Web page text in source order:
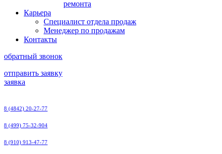
ремонта
Карьера
Специалист отдела продаж
Менеджер по продажам
Контакты
обратный звонок
отправить заявку
заявка
8 (4842) 20-27-77
8 (499) 75-32-904
8 (910) 913-47-77